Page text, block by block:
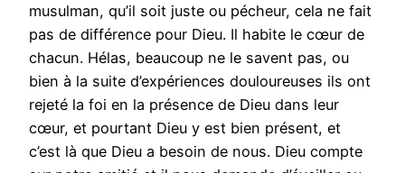
musulman, qu’il soit juste ou pécheur, cela ne fait
pas de différence pour Dieu. Il habite le cœur de
chacun. Hélas, beaucoup ne le savent pas, ou
bien à la suite d’expériences douloureuses ils ont
rejeté la foi en la présence de Dieu dans leur
cœur, et pourtant Dieu y est bien présent, et
c’est là que Dieu a besoin de nous. Dieu compte